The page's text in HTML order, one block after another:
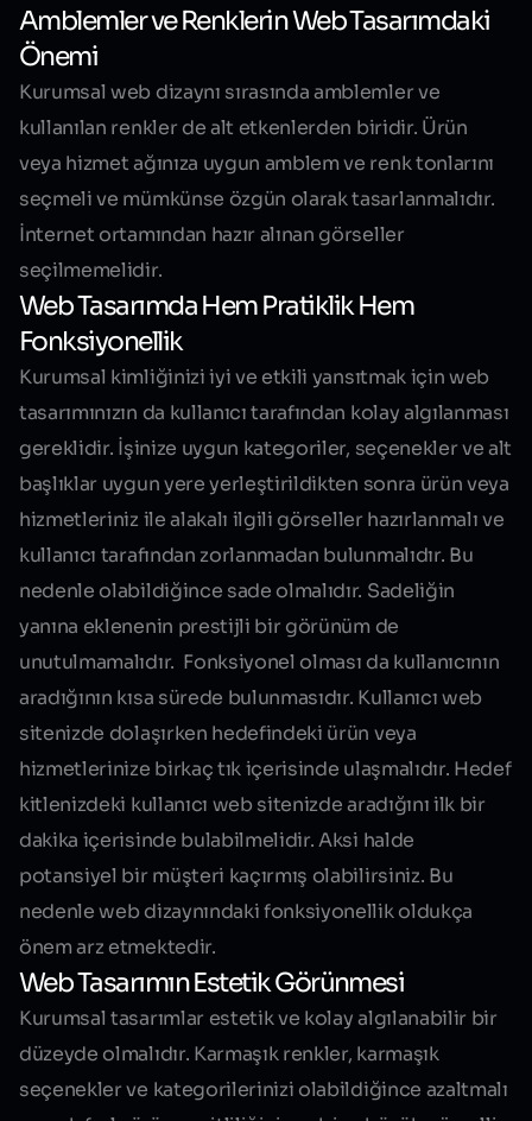
Amblemler ve Renklerin Web Tasarımdaki
Önemi
Kurumsal web dizaynı sırasında amblemler ve
kullanılan renkler de alt etkenlerden biridir. Ürün
veya hizmet ağınıza uygun amblem ve renk tonlarını
seçmeli ve mümkünse özgün olarak tasarlanmalıdır.
İnternet ortamından hazır alınan görseller
seçilmemelidir.
Web Tasarımda Hem Pratiklik Hem
Fonksiyonellik
Kurumsal kimliğinizi iyi ve etkili yansıtmak içinweb
tasarımınızın da kullanıcı tarafından kolay algılanması
gereklidir. İşinize uygun kategoriler, seçenekler ve alt
başlıklar uygun yere yerleştirildikten sonra ürün veya
hizmetleriniz ile alakalı ilgili görseller hazırlanmalı ve
kullanıcı tarafından zorlanmadan bulunmalıdır. Bu
nedenle olabildiğince sade olmalıdır. Sadeliğin
yanına eklenenin prestijli bir görünüm de
unutulmamalıdır. Fonksiyonel olması da kullanıcının
aradığının kısa sürede bulunmasıdır. Kullanıcı web
sitenizde dolaşırken hedefindeki ürün veya
hizmetlerinize birkaç tık içerisinde ulaşmalıdır. Hedef
kitlenizdeki kullanıcı web sitenizde aradığını ilk bir
dakika içerisinde bulabilmelidir. Aksi halde
potansiyel bir müşteri kaçırmış olabilirsiniz. Bu
nedenle web dizaynındaki fonksiyonellik oldukça
önem arz etmektedir.
Web Tasarımın Estetik Görünmesi
Kurumsal tasarımlar estetik ve kolay algılanabilir bir
düzeyde olmalıdır. Karmaşık renkler, karmaşık
seçenekler ve kategorilerinizi olabildiğince azaltmalı